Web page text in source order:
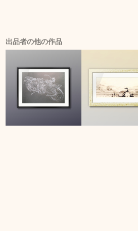
出品者の他の作品